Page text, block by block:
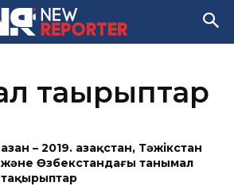
тақырыптар
Қазан – 2019. Қазақстан, Тәжікстан
және Өзбекстандағы танымал
тақырыптар